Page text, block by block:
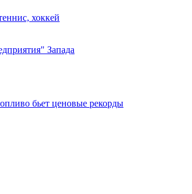
хоккей
Запада
бьет ценовые рекорды